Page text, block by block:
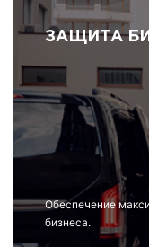
ЗАЩИТА
Обеспечение
бизнеса.